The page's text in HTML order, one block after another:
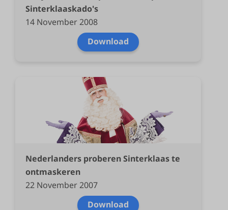
Sinterklaaskado's
14 November 2008
Download
Nederlanders proberen Sinterklaas te
ontmaskeren
22 November 2007
Download